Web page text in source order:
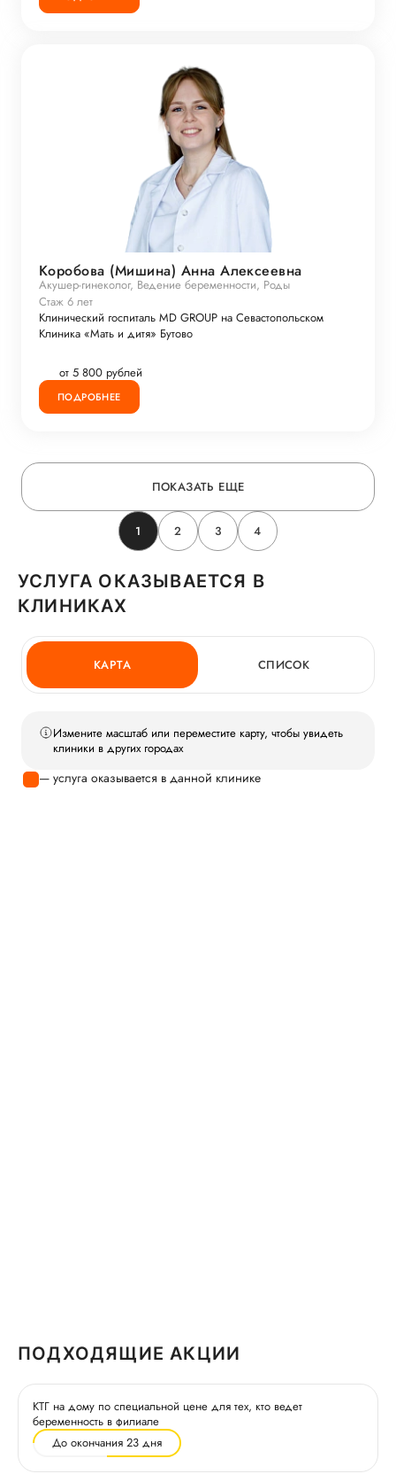
Коробова (Мишина) Анна Алексеевна
Акушер-гинеколог, Ведение беременности, Роды
Стаж 6 лет
Клинический госпиталь MD GROUP на Севастопольском
Клиника «Мать и дитя» Бутово
от 5 800 рублей
ПОДРОБНЕЕ
ПОКАЗАТЬ ЕЩЕ
1 2 3 4
УСЛУГА ОКАЗЫВАЕТСЯ В
КЛИНИКАХ
КАРТА СПИСОК
Измените масштаб или переместите карту, чтобы увидеть
клиники в других городах
— услуга оказывается в данной клинике
ПОДХОДЯЩИЕ АКЦИИ
КТГ на дому по специальной цене для тех, кто ведет
беременность в филиале
До окончания 23 дня